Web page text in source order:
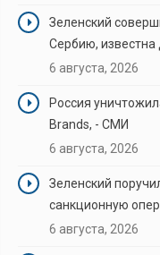
Зеленский
Сербию, известна
6 августа, 2026
Россия
Brands, - СМИ
6 августа, 2026
Зеленский
санкционную
6 августа, 2026